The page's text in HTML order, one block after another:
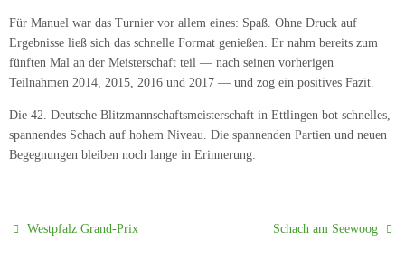
Für Manuel war das Turnier vor allem eines: Spaß. Ohne Druck auf
Ergebnisse ließ sich das schnelle Format genießen. Er nahm bereits zum
fünften Mal an der Meisterschaft teil — nach seinen vorherigen
Teilnahmen 2014, 2015, 2016 und 2017 — und zog ein positives Fazit.
Die 42. Deutsche Blitzmannschaftsmeisterschaft in Ettlingen bot schnelles,
spannendes Schach auf hohem Niveau. Die spannenden Partien und neuen
Begegnungen bleiben noch lange in Erinnerung.
Westpfalz Grand-Prix Schach am Seewoog